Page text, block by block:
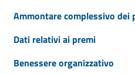
Ammontare complessivo dei
Dati relativi ai premi
Benessere organizzativo